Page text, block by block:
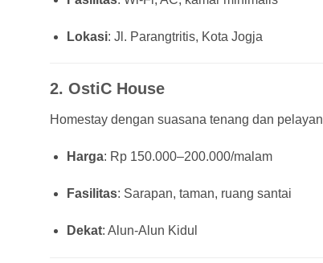
Lokasi: Jl. Parangtritis, Kota Jogja
2. OstiC House
Homestay dengan suasana tenang dan
Harga: Rp 150.000–200.000/malam
Fasilitas: Sarapan, taman, ruang santai
Dekat: Alun-Alun Kidul